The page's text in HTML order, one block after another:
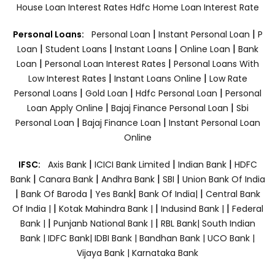
House Loan Interest Rates Hdfc Home Loan Interest Rate
Personal Loans: Personal Loan | Instant Personal Loan | P
Loan | Student Loans | Instant Loans | Online Loan | Bank
Loan | Personal Loan Interest Rates | Personal Loans With
Low Interest Rates | Instant Loans Online | Low Rate
Personal Loans | Gold Loan | Hdfc Personal Loan | Personal
Loan Apply Online | Bajaj Finance Personal Loan | Sbi
Personal Loan | Bajaj Finance Loan | Instant Personal Loan
Online
IFSC: Axis Bank | ICICI Bank Limited | Indian Bank | HDFC
Bank| Canara Bank | Andhra Bank| SBI | Union Bank Of India
| Bank Of Baroda | Yes Bank| Bank Of India| | Central Bank
Of India | | Kotak Mahindra Bank | | Indusind Bank | | Federal
Bank | | Punjanb National Bank | | RBL Bank| South Indian
Bank | IDFC Bank| IDBI Bank | Bandhan Bank | UCO Bank |
Vijaya Bank | Karnataka Bank